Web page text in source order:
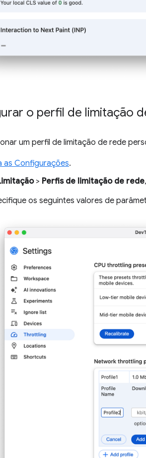
o perfil de limitação
um perfil de limitação de rede
as Configurações.
> Perfis de limitação de rede
os seguintes valores de